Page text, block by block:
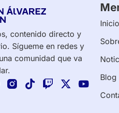
contenido directo y
Sígueme en redes y
comunidad que va
Inicio
Blog